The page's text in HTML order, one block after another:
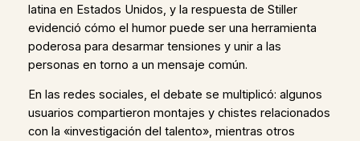
latina en Estados Unidos, y la respuesta de Stiller
evidenció cómo el humor puede ser una herramienta
poderosa para desarmar tensiones y unir a las
personas en torno a un mensaje común.
En las redes sociales, el debate se multiplicó: algunos
usuarios compartieron montajes y chistes relacionados
con la «investigación del talento», mientras otros